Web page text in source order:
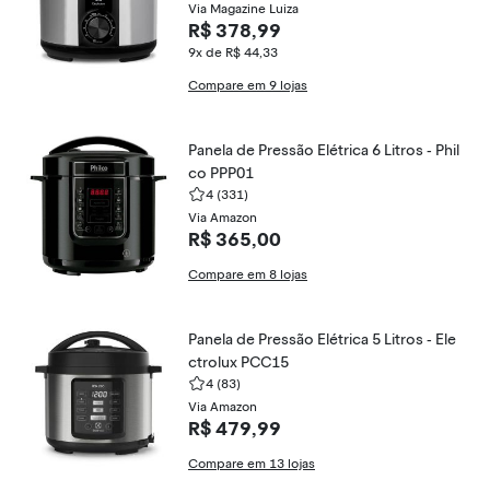
Via Magazine Luiza
R$ 378,99
9x de R$ 44,33
Compare em 9 lojas
Panela de Pressão Elétrica 6 Litros - Phil
co PPP01
4 (331)
Via Amazon
R$ 365,00
Compare em 8 lojas
Panela de Pressão Elétrica 5 Litros - Ele
ctrolux PCC15
4 (83)
Via Amazon
R$ 479,99
Compare em 13 lojas